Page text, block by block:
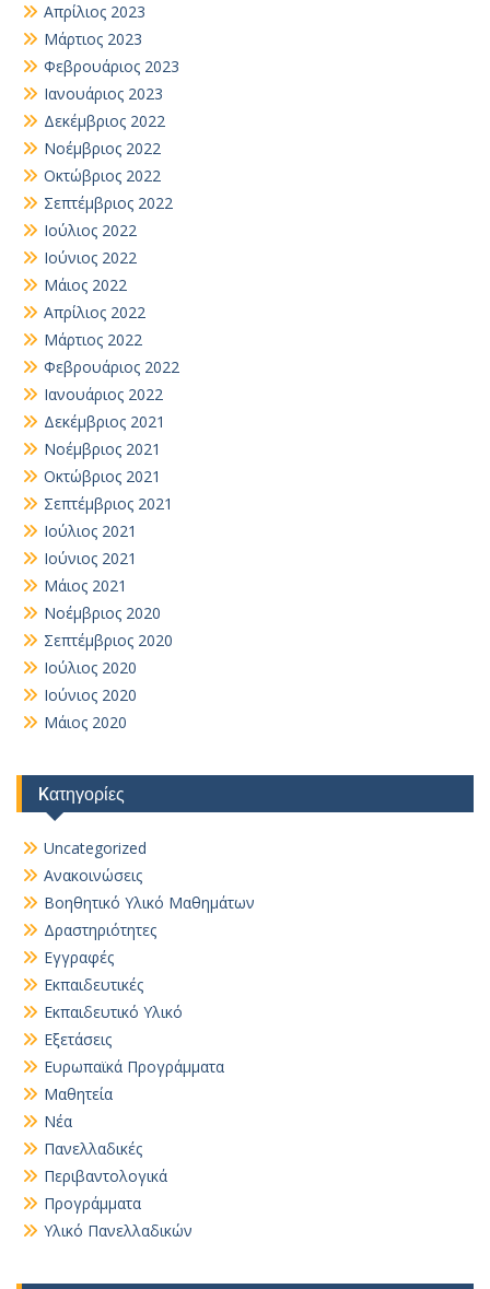
Απρίλιος 2023
Μάρτιος 2023
Φεβρουάριος 2023
Ιανουάριος 2023
Δεκέμβριος 2022
Νοέμβριος 2022
Οκτώβριος 2022
Σεπτέμβριος 2022
Ιούλιος 2022
Ιούνιος 2022
Μάιος 2022
Απρίλιος 2022
Μάρτιος 2022
Φεβρουάριος 2022
Ιανουάριος 2022
Δεκέμβριος 2021
Νοέμβριος 2021
Οκτώβριος 2021
Σεπτέμβριος 2021
Ιούλιος 2021
Ιούνιος 2021
Μάιος 2021
Νοέμβριος 2020
Σεπτέμβριος 2020
Ιούλιος 2020
Ιούνιος 2020
Μάιος 2020
Kατηγορίες
Uncategorized
Ανακοινώσεις
Βοηθητικό Yλικό Mαθημάτων
Δραστηριότητες
Εγγραφές
Εκπαιδευτικές
Εκπαιδευτικό Υλικό
Εξετάσεις
Ευρωπαϊκά Προγράμματα
Μαθητεία
Νέα
Πανελλαδικές
Περιβαντολογικά
Προγράμματα
Υλικό Πανελλαδικών